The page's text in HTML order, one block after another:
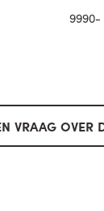
9990-
VRAAG OVER